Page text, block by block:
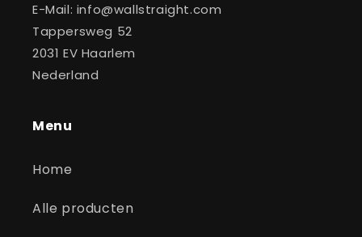
E-Mail: info@wallstraight.com
Tappersweg 52
2031 EV Haarlem
Nederland
Menu
Home
Alle producten